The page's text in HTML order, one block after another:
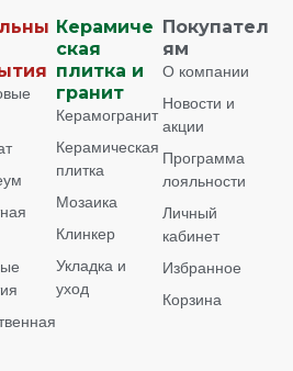
Керамиче
ская
плитка и
гранит
Керамогранит
Керамическая
плитка
Мозаика
Клинкер
Укладка и
уход
Покупател
ям
О компании
Новости и
акции
Программа
лояльности
Личный
кабинет
Избранное
Корзина